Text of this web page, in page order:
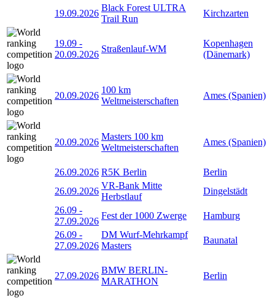
19.09.2026
Black Forest ULTRA
Trail Run
Kirchzarten
19.09 -
20.09.2026
Straßenlauf-WM
Kopenhagen
(Dänemark)
20.09.2026
100 km
Weltmeisterschaften
Ames (Spanien)
20.09.2026
Masters 100 km
Weltmeisterschaften
Ames (Spanien)
26.09.2026 R5K Berlin
Berlin
26.09.2026
VR-Bank Mitte
Herbstlauf
Dingelstädt
26.09 -
27.09.2026
Fest der 1000 Zwerge
Hamburg
26.09 -
27.09.2026
DM Wurf-Mehrkampf
Masters
Baunatal
27.09.2026
BMW BERLIN-
MARATHON
Berlin